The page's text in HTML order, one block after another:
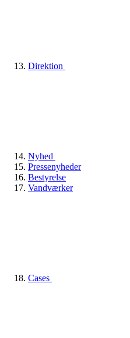
Direktion
Nyhed
Pressenyheder
Bestyrelse
Vandværker
Cases